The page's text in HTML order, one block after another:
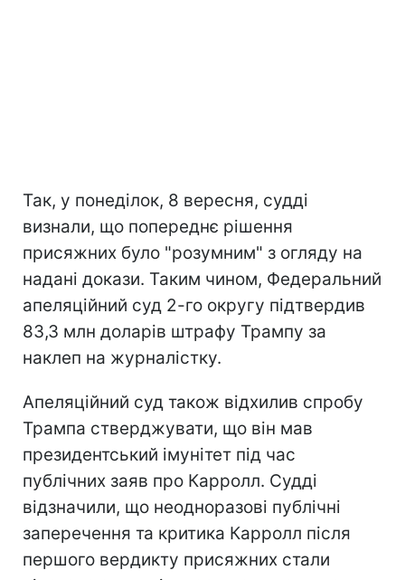
Так, у понеділок, 8 вересня, судді
визнали, що попереднє рішення
присяжних було "розумним" з огляду на
надані докази. Таким чином, Федеральний
апеляційний суд 2-го округу підтвердив
83,3 млн доларів штрафу Трампу за
наклеп на журналістку.
Апеляційний суд також відхилив спробу
Трампа стверджувати, що він мав
президентський імунітет під час
публічних заяв про Карролл. Судді
відзначили, що неодноразові публічні
заперечення та критика Карролл після
першого вердикту присяжних стали